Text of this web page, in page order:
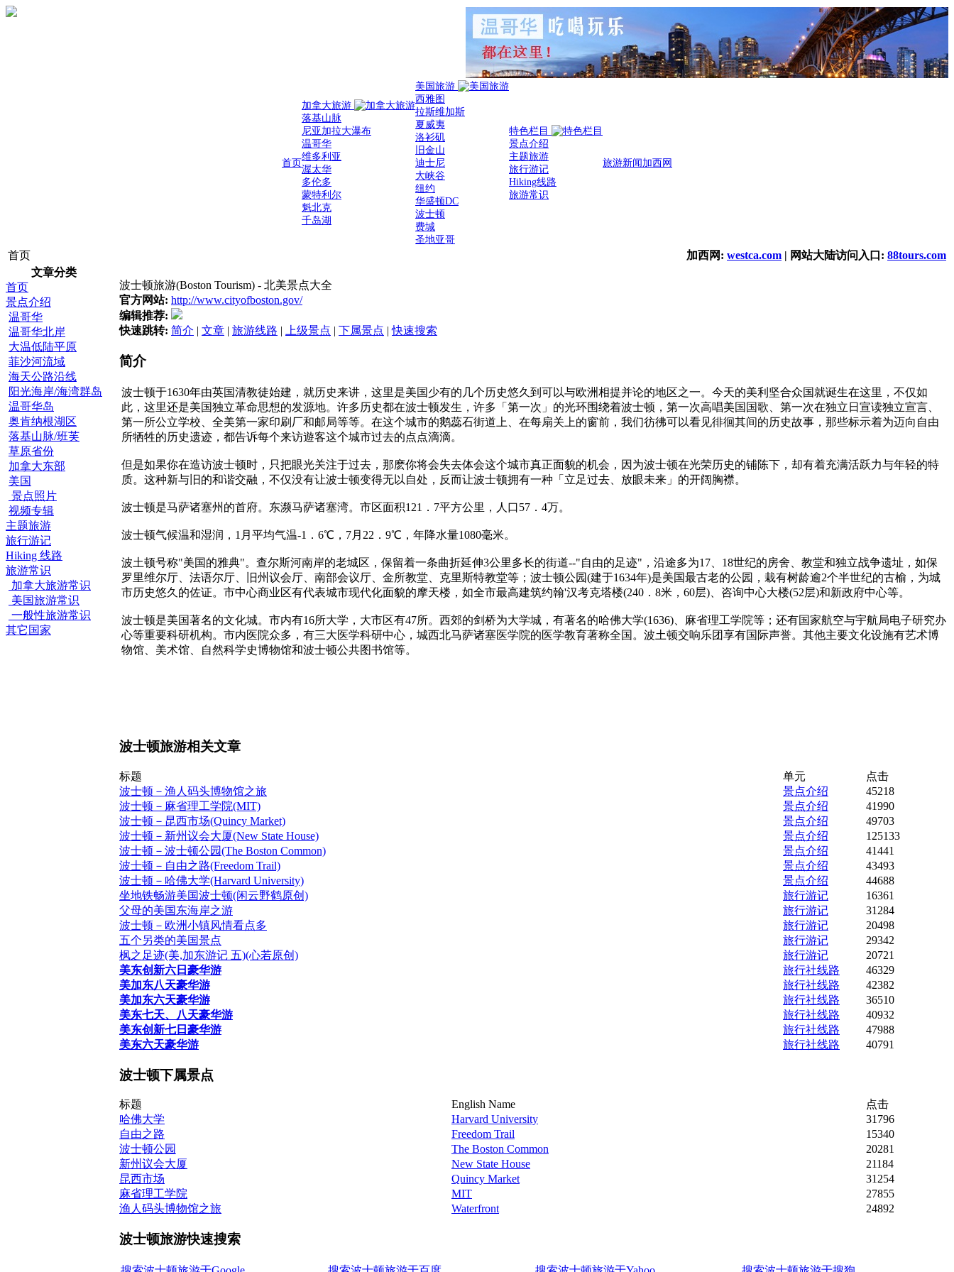
首页
加拿大旅游
落基山脉
尼亚加拉大瀑布
温哥华
维多利亚
渥太华
多伦多
蒙特利尔
魁北克
千岛湖
美国旅游
西雅图
拉斯维加斯
夏威夷
洛衫矶
旧金山
迪士尼
大峡谷
纽约
华盛顿DC
波士顿
费城
圣地亚哥
特色栏目
景点介绍
主题旅游
旅行游记
Hiking线路
旅游常识
旅游新闻 加西网
首页 加西网: westca.com | 网站大陆访问入口: 88tours.com
文章分类
首页
景点介绍
温哥华
温哥华北岸
大温低陆平原
菲沙河流域
海天公路沿线
阳光海岸/海湾群岛
温哥华岛
奥肯纳根湖区
落基山脉/班芙
草原省份
加拿大东部
美国
景点照片
视频专辑
主题旅游
旅行游记
Hiking 线路
旅游常识
加拿大旅游常识
美国旅游常识
一般性旅游常识
其它国家
波士顿旅游(Boston Tourism) - 北美景点大全
官方网站: http://www.cityofboston.gov/
编辑推荐:
快速跳转: 简介 | 文章 | 旅游线路 | 上级景点 | 下属景点 |快速搜索
简介
波士顿于1630年由英国清教徒始建，就历史来讲，这里是美国少有的几个历史悠久到可以与欧洲相提并论的地区之一。今天的美利坚合众国就诞生在这里，不仅如
此，这里还是美国独立革命思想的发源地。许多历史都在波士顿发生，许多「第一次」的光环围绕着波士顿，第一次高唱美国国歌、第一次在独立日宣读独立宣言、
第一所公立学校、全美第一家印刷厂和邮局等等。在这个城市的鹅蕊石街道上、在每扇关上的窗前，我们彷彿可以看见徘徊其间的历史故事，那些标示着为迈向自由
所牺牲的历史遗迹，都告诉每个来访遊客这个城市过去的点点滴滴。
但是如果你在造访波士顿时，只把眼光关注于过去，那麽你将会失去体会这个城市真正面貌的机会，因为波士顿在光荣历史的铺陈下，却有着充满活跃力与年轻的特
质。这种新与旧的和谐交融，不仅没有让波士顿变得无以自处，反而让波士顿拥有一种「立足过去、放眼未来」的开阔胸襟。
波士顿是马萨诸塞州的首府。东濒马萨诸塞湾。市区面积121．7平方公里，人口57．4万。
波士顿气候温和湿润，1月平均气温-1．6℃，7月22．9℃，年降水量1080毫米。
波土顿号称"美国的雅典"。查尔斯河南岸的老城区，保留着一条曲折延伸3公里多长的街道--"自由的足迹"，沿途多为17、18世纪的房舍、教堂和独立战争遗址，如保
罗里维尔厅、法语尔厅、旧州议会厅、南部会议厅、金所教堂、克里斯特教堂等；波士顿公园(建于1634年)是美国最古老的公园，栽有树龄逾2个半世纪的古榆，为城
市历史悠久的佐证。市中心商业区有代表城市现代化面貌的摩天楼，如全市最高建筑约翰'汉考克塔楼(240．8米，60层)、咨询中心大楼(52层)和新政府中心等。
波士顿是美国著名的文化城。市内有16所大学，大市区有47所。西郊的剑桥为大学城，有著名的哈佛大学(1636)、麻省理工学院等；还有国家航空与宇航局电子研究办
心等重要科研机构。市内医院众多，有三大医学科研中心，城西北马萨诸塞医学院的医学教育著称全国。波土顿交响乐团享有国际声誉。其他主要文化设施有艺术博
物馆、美术馆、自然科学史博物馆和波士顿公共图书馆等。
波士顿旅游相关文章
标题 单元
点击
波士顿－渔人码头博物馆之旅
景点介绍
45218
波士顿－麻省理工学院(MIT)
景点介绍
41990
波士顿－昆西市场(Quincy Market)
景点介绍
49703
波士顿－新州议会大厦(New State House)
景点介绍
125133
波士顿－波士顿公园(The Boston Common)
景点介绍
41441
波士顿－自由之路(Freedom Trail)
景点介绍
43493
波士顿－哈佛大学(Harvard University)
景点介绍
44688
坐地铁畅游美国波士顿(闲云野鹤原创)
旅行游记
16361
父母的美国东海岸之游
旅行游记
31284
波士顿－欧洲小镇风情看点多
旅行游记
20498
五个另类的美国景点
旅行游记
29342
枫之足迹(美,加东游记 五)(心若原创)
旅行游记
20721
美东创新六日豪华游
旅行社线路
46329
美加东八天豪华游
旅行社线路
42382
美加东六天豪华游
旅行社线路
36510
美东七天、八天豪华游
旅行社线路
40932
美东创新七日豪华游
旅行社线路
47988
美东六天豪华游
旅行社线路 40791
波士顿下属景点
标题 English Name
点击
哈佛大学
Harvard University
31796
自由之路
Freedom Trail
15340
波士顿公园
The Boston Common
20281
新州议会大厦
New State House
21184
昆西市场
Quincy Market
31254
麻省理工学院
MIT
27855
渔人码头博物馆之旅
Waterfront 24892
波士顿旅游快速搜索